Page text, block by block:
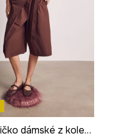
Oversize tričko dámské z kolekce Kit Mizeres x Medicine